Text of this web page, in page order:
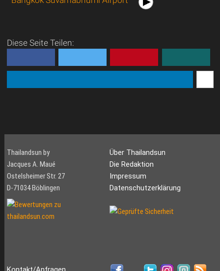
Diese Seite Teilen:
Thailandsun by
Jacques A. Maué
Ostelsheimer Str. 27
D-71034 Böblingen
Über Thailandsun
Die Redaktion
Impressum
Datenschutzerklärung